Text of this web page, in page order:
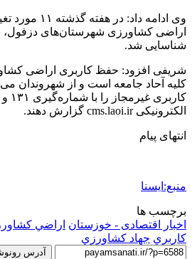
وی ادامه داد:
اراضی کشاورزی شهرستان‌های دزفول،
شناسایی شد.
شریفی افزود: حفظ کاربری اراضی
کلیه آحاد جامعه است و از شهروندان
الکترونیکی cms.laoi.ir گزارش دهند.
انتهای پیام
منبع:ایسنا
برچسب ها
اخبار اقتصادی - خوزستان اراضي
كاربري جهاد كشاورزي
آدرس